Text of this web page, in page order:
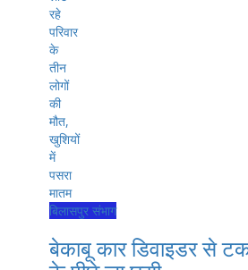
बिलासपुर संभाग
बेकाबू कार डिवाइडर से